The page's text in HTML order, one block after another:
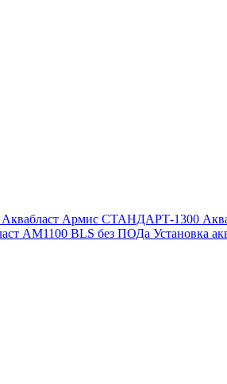
Аквабласт Армис СТАНДАРТ-1300
AM1100 BLS без ПОДа Установка